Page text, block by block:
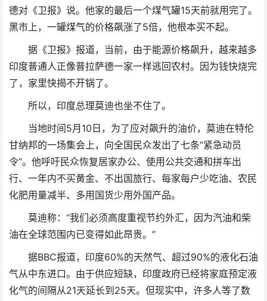
德对《卫报》说。他家的最后一个煤气罐15天前就用完了。
黑市上，一罐煤气的价格飙涨了5倍，他根本买不起。
据《卫报》报道，当前，由于能源价格飙升，越来越多
印度普通人正像普拉萨德一家一样逃回农村。因为钱快烧完
了，家里快揭不开锅了。
所以，印度总理莫迪也坐不住了。
当地时间5月10日，为了应对飙升的油价，莫迪在特伦
甘纳邦的一场集会上，向全国民众发出了七条“紧急动员
令”。他呼吁民众恢复居家办公、使用公共交通和拼车出
行、一年内不买黄金、不出国旅行、每家每户少吃油、农民
化肥用量减半、多用国货少用外国产品。
莫迪称：“我们必须高度重视节约外汇，因为汽油和柴
油在全球范围内已变得如此昂贵。”
据BBC报道，印度60%的天然气、超过90%的液化石油
气从中东进口。由于供应短缺，印度政府已经将家庭预定液
化气的间隔从21天延长到25天。但现实中，许多人等了数